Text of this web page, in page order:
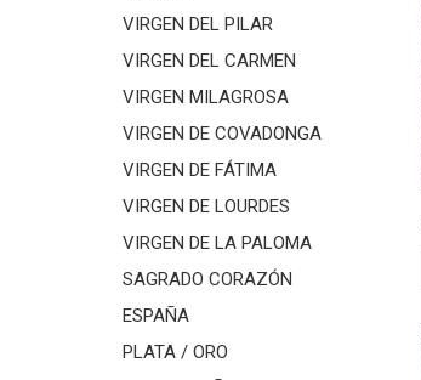
VIRGEN DEL PILAR
VIRGEN DEL CARMEN
VIRGEN MILAGROSA
VIRGEN DE COVADONGA
VIRGEN DE FÁTIMA
VIRGEN DE LOURDES
VIRGEN DE LA PALOMA
SAGRADO CORAZÓN
ESPAÑA
PLATA / ORO